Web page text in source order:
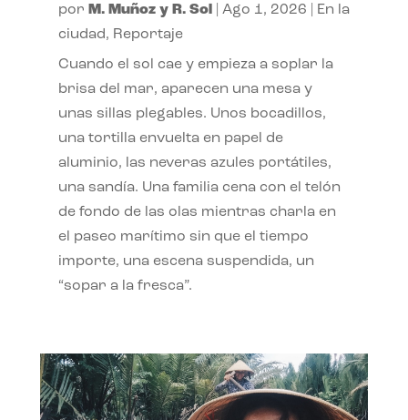
por M. Muñoz y R. Sol| Ago 1, 2026
En la
ciudad, Reportaje
Cuando el sol cae y empieza a soplar la
brisa del mar, aparecen una mesa y
unas sillas plegables. Unos bocadillos,
una tortilla envuelta en papel de
aluminio, las neveras azules portátiles,
una sandía. Una familia cena con el telón
de fondo de las olas mientras charla en
el paseo marítimo sin que el tiempo
importe, una escena suspendida, un
“sopar a la fresca”.